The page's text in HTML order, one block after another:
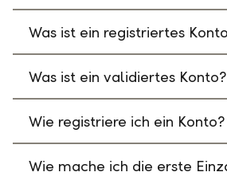
Was ist ein registriertes
Was ist ein validiertes Konto?
Wie registriere ich ein Konto?
Wie mache ich die erste